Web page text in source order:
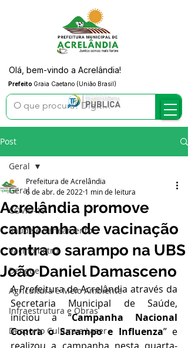
Prefeito Graia Caetano (União Brasil)
Olá, bem-vindo a Acrelândia!
Post
Geral
COVID-19
Saúde e Saneamento
Vacinômetro
Dengue
Agricultura e Meio Ambiente
Infraestrutura e Obras
Desporto Cultura e Lazer
Geral
Acrelândia promove
campanha de vacinação
contra o sarampo na UBS
João Daniel Damasceno
Prefeitura de Acrelândia
6 de abr. de 2022 1 min de leitura
A Prefeitura de Acrelândia através da
Secretaria Municipal de Saúde,
iniciou a “Campanha Nacional
Contra o Sarampo e Influenza” e